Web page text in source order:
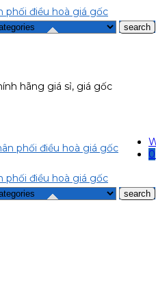
hãng giá sỉ, giá gốc
0